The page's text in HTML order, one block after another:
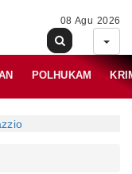
08 Agu 2026
POLHUKAM